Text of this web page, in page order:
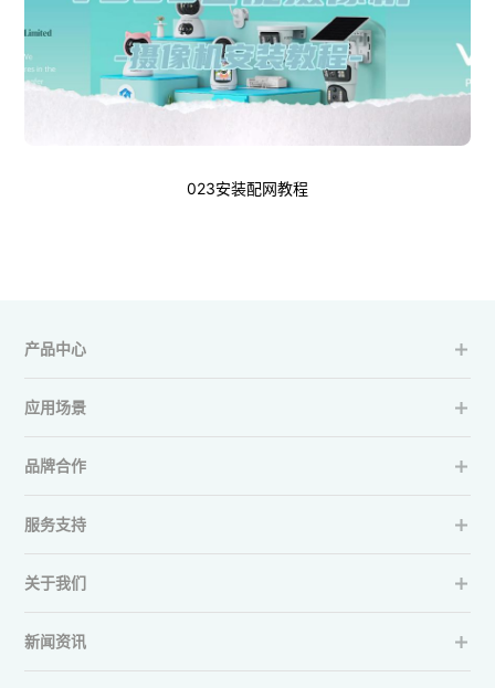
023安装配网教程
产品中心
应用场景
品牌合作
服务支持
关于我们
新闻资讯